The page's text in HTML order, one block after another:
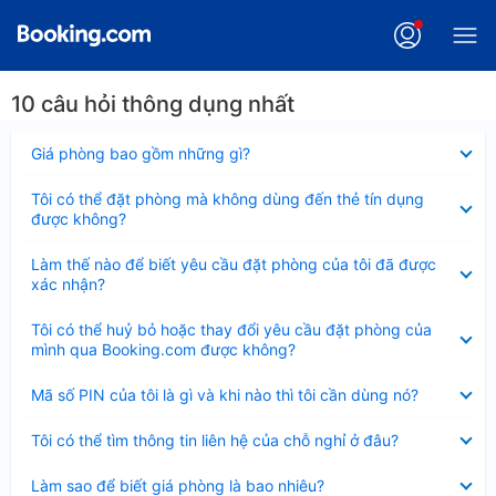
10 câu hỏi thông dụng nhất
Giá phòng bao gồm những gì?
thu
Tôi có thể đặt phòng mà không dùng đến thẻ tín dụng
được không?
thu
gọn
Làm thế nào để biết yêu cầu đặt phòng của tôi đã được
xác nhận?
thu
gọn
Tôi có thể huỷ bỏ hoặc thay đổi yêu cầu đặt phòng của
mình qua Booking.com được không?
thu
gọn
Mã số PIN của tôi là gì và khi nào thì tôi cần dùng nó?
thu
Tôi có thể tìm thông tin liên hệ của chỗ nghỉ ở đâu?
thu
Làm sao để biết giá phòng là bao nhiêu?
thu